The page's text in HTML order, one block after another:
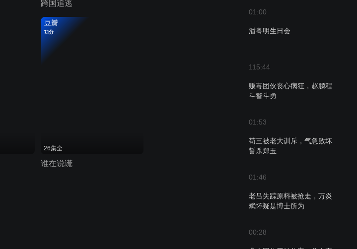
01:00
潘粤明生日会
115:44
贩毒团伙丧心病狂，赵鹏程
斗智斗勇
01:53
苟三被老大训斥，气急败坏
誓杀郑玉
01:46
老吕失踪原料被抢走，万炎
斌怀疑是博士所为
00:28
跨国追逃
豆瓣
7.1分
26集全
谁在说谎